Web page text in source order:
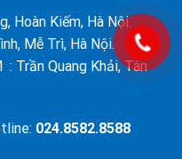
Hoàn Kiếm, Hà Nội.
Hà Nội.
Khải, Tân
024.8582.8588